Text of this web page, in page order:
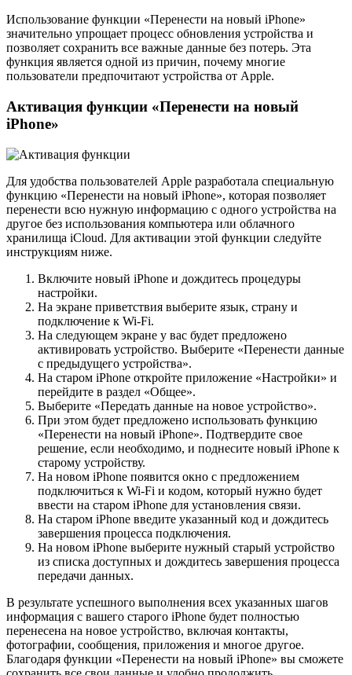
Использование функции «Перенести на новый iPhone»
значительно упрощает процесс обновления устройства и
позволяет сохранить все важные данные без потерь. Эта
функция является одной из причин, почему многие
пользователи предпочитают устройства от Apple.
Активация функции «Перенести на новый
iPhone»
Для удобства пользователей Apple разработала специальную
функцию «Перенести на новый iPhone», которая позволяет
перенести всю нужную информацию с одного устройства на
другое без использования компьютера или облачного
хранилища iCloud. Для активации этой функции следуйте
инструкциям ниже.
Включите новый iPhone и дождитесь процедуры
настройки.
На экране приветствия выберите язык, страну и
подключение к Wi-Fi.
На следующем экране у вас будет предложено
активировать устройство. Выберите «Перенести данные
с предыдущего устройства».
На старом iPhone откройте приложение «Настройки» и
перейдите в раздел «Общее».
Выберите «Передать данные на новое устройство».
При этом будет предложено использовать функцию
«Перенести на новый iPhone». Подтвердите свое
решение, если необходимо, и поднесите новый iPhone к
старому устройству.
На новом iPhone появится окно с предложением
подключиться к Wi-Fi и кодом, который нужно будет
ввести на старом iPhone для установления связи.
На старом iPhone введите указанный код и дождитесь
завершения процесса подключения.
На новом iPhone выберите нужный старый устройство
из списка доступных и дождитесь завершения процесса
передачи данных.
В результате успешного выполнения всех указанных шагов
информация с вашего старого iPhone будет полностью
перенесена на новое устройство, включая контакты,
фотографии, сообщения, приложения и многое другое.
Благодаря функции «Перенести на новый iPhone» вы сможете